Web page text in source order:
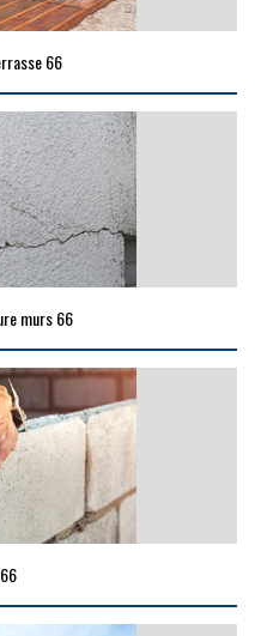
66
murs 66